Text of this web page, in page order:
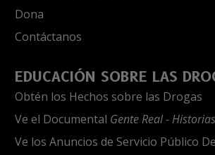
Dona
Contáctanos
EDUCACIÓN SOBRE LAS
Obtén los Hechos sobre las Drogas
Ve el Documental Gente Real -
Ve los Anuncios de Servicio Público